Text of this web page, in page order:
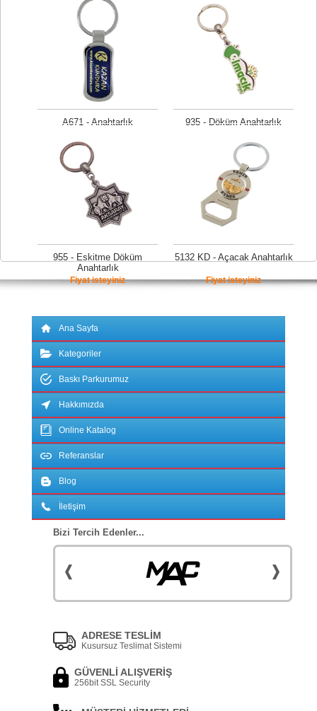
Fiyat isteyiniz Fiyat isteyiniz
A671 - Anahtarlık
Fiyat isteyiniz
935 - Döküm Anahtarlık
Fiyat isteyiniz
955 - Eskitme Döküm
Anahtarlık
Fiyat isteyiniz
5132 KD - Açacak Anahtarlık
Fiyat isteyiniz
Ana Sayfa
Kategoriler
Baskı Parkurumuz
Hakkımızda
Online Katalog
Referanslar
Blog
İletişim
Bizi Tercih Edenler...
ADRESE TESLİM
Kusursuz Teslimat Sistemi
GÜVENLİ ALIŞVERİŞ
256bit SSL Security